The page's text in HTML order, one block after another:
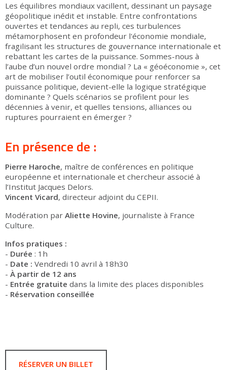
Les équilibres mondiaux vacillent, dessinant un paysage
géopolitique inédit et instable. Entre confrontations
ouvertes et tendances au repli, ces turbulences
métamorphosent en profondeur l'économie mondiale,
fragilisant les structures de gouvernance internationale et
rebattant les cartes de la puissance. Sommes-nous à
l’aube d’un nouvel ordre mondial ? La « géoéconomie », cet
art de mobiliser l’outil économique pour renforcer sa
puissance politique, devient-elle la logique stratégique
dominante ? Quels scénarios se profilent pour les
décennies à venir, et quelles tensions, alliances ou
ruptures pourraient en émerger ?
En présence de :
Pierre Haroche, maître de conférences en politique
européenne et internationale et chercheur associé à
l’Institut Jacques Delors.
Vincent Vicard, directeur adjoint du CEPII.
Modération par Aliette Hovine, journaliste à France
Culture.
Infos pratiques :
- Durée : 1h
- Date : Vendredi 10 avril à 18h30
- À partir de 12 ans
- Entrée gratuite dans la limite des places disponibles
- Réservation conseillée
RÉSERVER UN BILLET